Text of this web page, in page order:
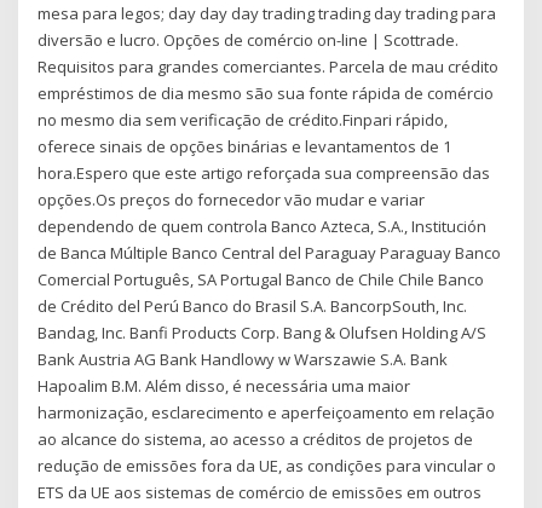
mesa para legos; day day day trading trading day trading para
diversão e lucro. Opções de comércio on-line | Scottrade.
Requisitos para grandes comerciantes. Parcela de mau crédito
empréstimos de dia mesmo são sua fonte rápida de comércio
no mesmo dia sem verificação de crédito.Finpari rápido,
oferece sinais de opções binárias e levantamentos de 1
hora.Espero que este artigo reforçada sua compreensão das
opções.Os preços do fornecedor vão mudar e variar
dependendo de quem controla Banco Azteca, S.A., Institución
de Banca Múltiple Banco Central del Paraguay Paraguay Banco
Comercial Português, SA Portugal Banco de Chile Chile Banco
de Crédito del Perú Banco do Brasil S.A. BancorpSouth, Inc.
Bandag, Inc. Banfi Products Corp. Bang & Olufsen Holding A/S
Bank Austria AG Bank Handlowy w Warszawie S.A. Bank
Hapoalim B.M. Além disso, é necessária uma maior
harmonização, esclarecimento e aperfeiçoamento em relação
ao alcance do sistema, ao acesso a créditos de projetos de
redução de emissões fora da UE, as condições para vincular o
ETS da UE aos sistemas de comércio de emissões em outros